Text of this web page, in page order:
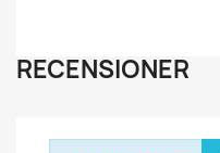
RECENSIONER